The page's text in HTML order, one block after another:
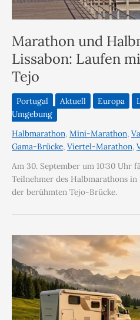
Marathon und
Lissabon: Laufen
Tejo
Portugal Aktuell Europa
Umgebung
Halbmarathon, Mini-Marathon,
Gama-Brücke, Viertel-Marathon,
Am 30. September um 10:30 Uhr
Teilnehmer des Halbmarathons in
der berühmten Tejo-Brücke.